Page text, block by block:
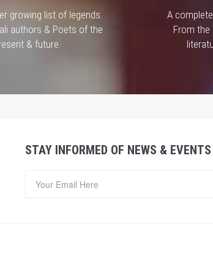
growing list of legends.
authors & Poets of the
& future.
A
From
STAY INFORMED OF NEWS & EVENTS